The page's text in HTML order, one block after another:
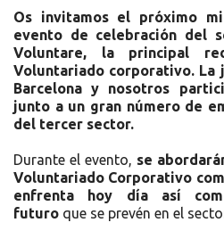
Os invitamos el próximo
evento de celebración del
Voluntare, la principal
Voluntariado corporativo. La
Barcelona y nosotros
junto a un gran número de
del tercer sector.
Durante el evento, se
Voluntariado Corporativo
enfrenta hoy día así
futuro que se prevén en el